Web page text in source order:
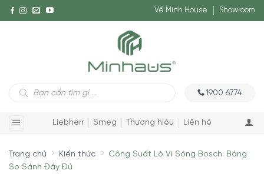
Về Minh House Showroom
Tìm
kiếm
1900 6774
Liebherr Smeg Thương hiệu Liên hệ
Trang chủ Kiến thức
Công Suất Lò Vi Sóng Bosch: Bảng
So Sánh Đầy Đủ